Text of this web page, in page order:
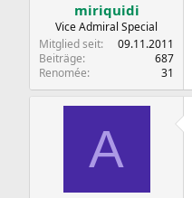
miriquidi
Vice Admiral Special
Mitglied seit
09.11.2011
Beiträge
687
Renomée
31
A